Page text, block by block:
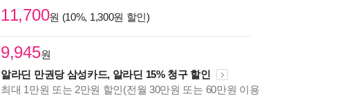
11,700원 (10%, 1,300원 할인)
9,945원
알라딘 만권당 삼성카드, 알라딘 15% 청구 할인
최대 1만원 또는 2만원 할인(전월 30만원 또는 60만원 이용